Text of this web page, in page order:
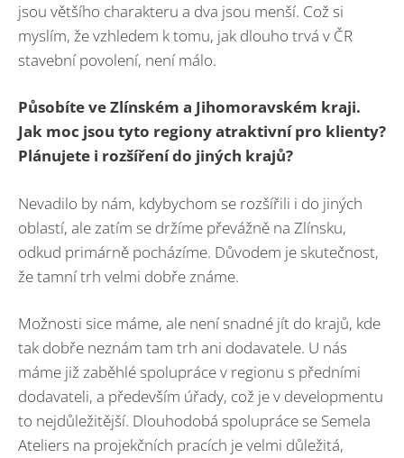
jsou většího charakteru a dva jsou menší. Což si
myslím, že vzhledem k tomu, jak dlouho trvá v ČR
stavební povolení, není málo.
Působíte ve Zlínském a Jihomoravském kraji.
Jak moc jsou tyto regiony atraktivní pro klienty?
Plánujete i rozšíření do jiných krajů?
Nevadilo by nám, kdybychom se rozšířili i do jiných
oblastí, ale zatím se držíme převážně na Zlínsku,
odkud primárně pocházíme. Důvodem je skutečnost,
že tamní trh velmi dobře známe.
Možnosti sice máme, ale není snadné jít do krajů, kde
tak dobře neznám tam trh ani dodavatele. U nás
máme již zaběhlé spolupráce v regionu s předními
dodavateli, a především úřady, což je v developmentu
to nejdůležitější. Dlouhodobá spolupráce se Semela
Ateliers na projekčních pracích je velmi důležitá,